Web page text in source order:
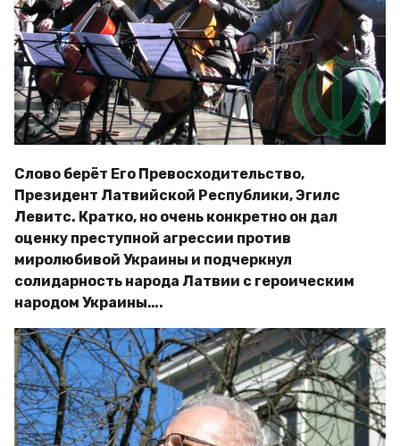
Слово берёт Его Превосходительство,
Президент Латвийской Республики, Эгилс
Левитс. Кратко, но очень конкретно он дал
оценку преступной агрессии против
миролюбивой Украины и подчеркнул
солидарность народа Латвии с героическим
народом Украины….